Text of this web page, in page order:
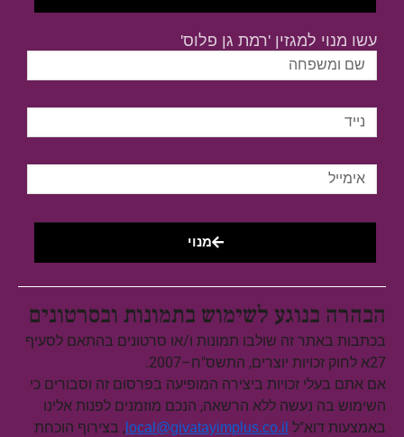
עשו מנוי למגזין 'רמת גן פלוס'
מנוי
הבהרה בנוגע לשימוש בתמונות ובסרטונים
בכתבות באתר זה שולבו תמונות ו/או סרטונים בהתאם לסעיף
27א לחוק זכויות יוצרים, התשס"ח–2007.
אם אתם בעלי זכויות ביצירה המופיעה בפרסום זה וסבורים כי
השימוש בה נעשה ללא הרשאה, הנכם מוזמנים לפנות אלינו
באמצעות דוא"ל local@givatayimplus.co.il , בצירוף הוכחת